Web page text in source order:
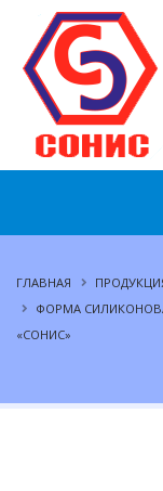
ГЛАВНАЯ
ФОРМА
«СОНИС»